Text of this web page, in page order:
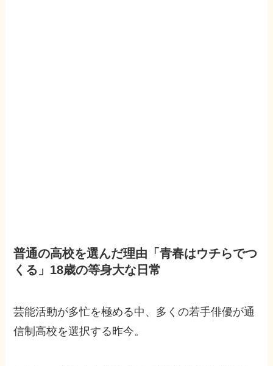
普通の高校を選んだ理由「青春はウチらでつ
くる」18歳の等身大な日常
芸能活動が多忙を極める中、多くの若手俳優が通
信制高校を選択する昨今。